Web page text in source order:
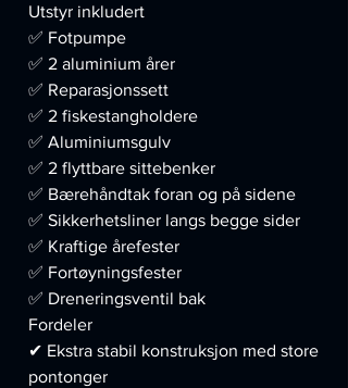
Utstyr inkludert
✅ Fotpumpe
✅ 2 aluminium årer
✅ Reparasjonssett
✅ 2 fiskestangholdere
✅ Aluminiumsgulv
✅ 2 flyttbare sittebenker
✅ Bærehåndtak foran og på sidene
✅ Sikkerhetsliner langs begge sider
✅ Kraftige årefester
✅ Fortøyningsfester
✅ Dreneringsventil bak
Fordeler
✔ Ekstra stabil konstruksjon med store
pontonger